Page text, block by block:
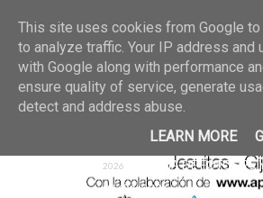
02 jun 2026
GALERIA DE
30/05/2026
25 may 2026
DE FOTOS 23/05/2026
2026
GALERIA DE FOTOS
16/05/2026
DE FOTOS 09/05/2026
2026
GALERIA DE FOTOS 25
26/04/2026
This site uses cookies from Google
to analyze traffic. Your IP address and
with Google along with performance
ensure quality of service, generate
detect and address abuse.
LEARN MORE